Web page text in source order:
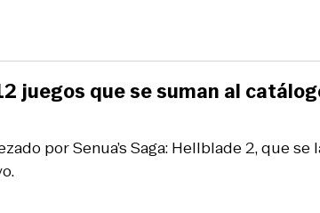
por Senua’s Saga: Hellblade 2, que se
juegos que se suman al